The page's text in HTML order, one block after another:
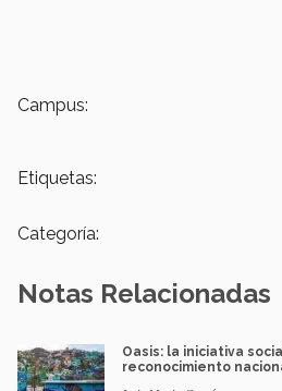
Campus:
Etiquetas:
Categoría:
Notas Relacionadas
Oasis: la iniciativa
reconocimiento